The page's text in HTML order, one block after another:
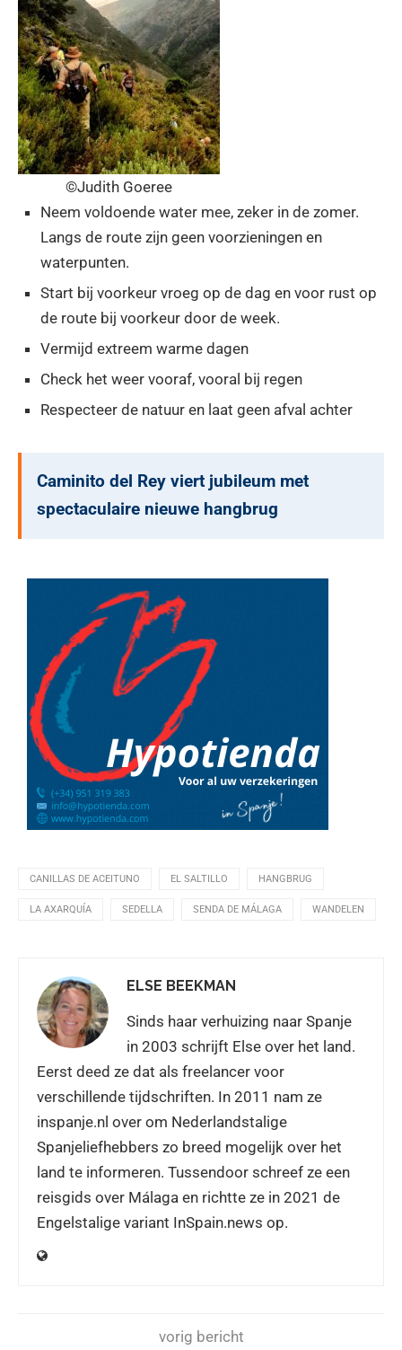
©Judith Goeree
Neem voldoende water mee, zeker in de zomer.
Langs de route zijn geen voorzieningen en
waterpunten.
Start bij voorkeur vroeg op de dag en voor rust op
de route bij voorkeur door de week.
Vermijd extreem warme dagen
Check het weer vooraf, vooral bij regen
Respecteer de natuur en laat geen afval achter
Caminito del Rey viert jubileum met
spectaculaire nieuwe hangbrug
CANILLAS DE ACEITUNO EL SALTILLO HANGBRUG
LA AXARQUÍA SEDELLA SENDA DE MÁLAGA WANDELEN
ELSE BEEKMAN
Sinds haar verhuizing naar Spanje
in 2003 schrijft Else over het land.
Eerst deed ze dat als freelancer voor
verschillende tijdschriften. In 2011 nam ze
inspanje.nl over om Nederlandstalige
Spanjeliefhebbers zo breed mogelijk over het
land te informeren. Tussendoor schreef ze een
reisgids over Málaga en richtte ze in 2021 de
Engelstalige variant InSpain.news op.
vorig bericht